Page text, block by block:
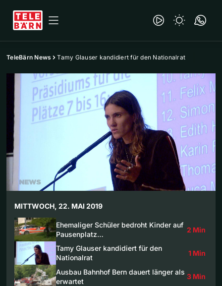
TeleBärn News Tamy Glauser kandidiert für den Nationalrat
MITTWOCH, 22. MAI 2019
Ehemaliger Schüler bedroht Kinder auf
Pausenplatz…
2 Min
Tamy Glauser kandidiert für den
Nationalrat
1 Min
Ausbau Bahnhof Bern dauert länger als
erwartet
3 Min